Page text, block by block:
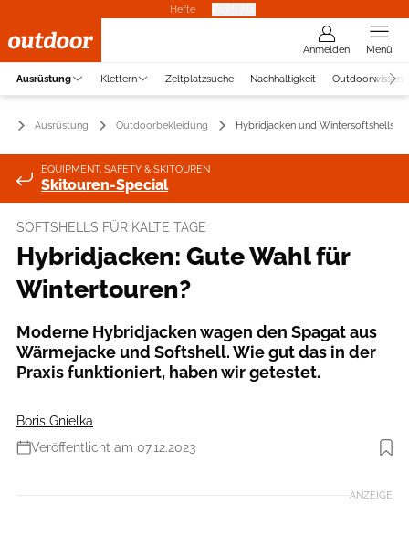
Hefte
Anmelden Menü
Ausrüstung Klettern Zeltplatzsuche Nachhaltigkeit Outdoorwissen
Ausrüstung Outdoorbekleidung Hybridjacken und Wintersoftshells
EQUIPMENT, SAFETY & SKITOUREN
Skitouren-Special
SOFTSHELLS FÜR KALTE TAGE
Hybridjacken: Gute Wahl für
Wintertouren?
Moderne Hybridjacken wagen den Spagat aus
Wärmejacke und Softshell. Wie gut das in der
Praxis funktioniert, haben wir getestet.
Boris Gnielka
Veröffentlicht am 07.12.2023
Foto: zhukovvvlad/Shutterstock.com
ANZEIGE